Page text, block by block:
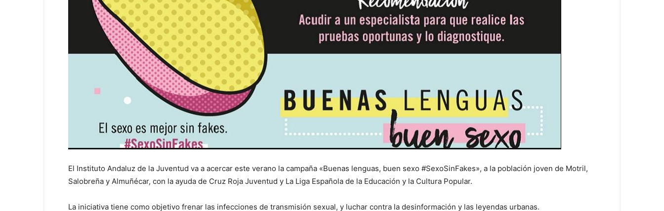
El Instituto Andaluz de la Juventud va a acercar este verano la campaña «Buenas lenguas, buen sexo #SexoSinFakes», a la población joven de Motril,
Salobreña y Almuñécar, con la ayuda de Cruz Roja Juventud y La Liga Española de la Educación y la Cultura Popular.
La iniciativa tiene como objetivo frenar las infecciones de transmisión sexual, y luchar contra la desinformación y las leyendas urbanas.